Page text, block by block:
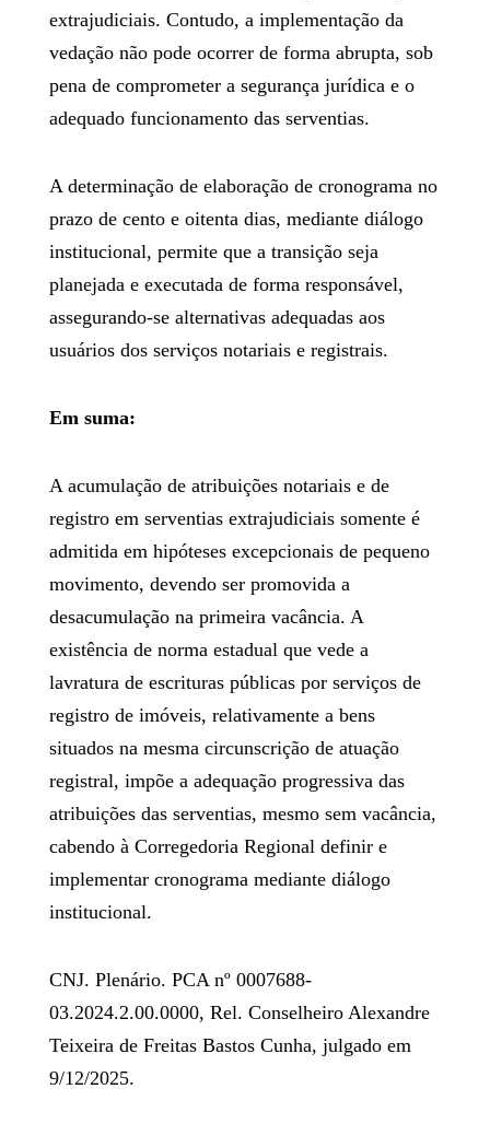
extrajudiciais. Contudo, a implementação da
vedação não pode ocorrer de forma abrupta, sob
pena de comprometer a segurança jurídica e o
adequado funcionamento das serventias.
A determinação de elaboração de cronograma no
prazo de cento e oitenta dias, mediante diálogo
institucional, permite que a transição seja
planejada e executada de forma responsável,
assegurando-se alternativas adequadas aos
usuários dos serviços notariais e registrais.
Em suma:
A acumulação de atribuições notariais e de
registro em serventias extrajudiciais somente é
admitida em hipóteses excepcionais de pequeno
movimento, devendo ser promovida a
desacumulação na primeira vacância. A
existência de norma estadual que vede a
lavratura de escrituras públicas por serviços de
registro de imóveis, relativamente a bens
situados na mesma circunscrição de atuação
registral, impõe a adequação progressiva das
atribuições das serventias, mesmo sem vacância,
cabendo à Corregedoria Regional definir e
implementar cronograma mediante diálogo
institucional.
CNJ. Plenário. PCA nº 0007688-
03.2024.2.00.0000, Rel. Conselheiro Alexandre
Teixeira de Freitas Bastos Cunha, julgado em
9/12/2025.